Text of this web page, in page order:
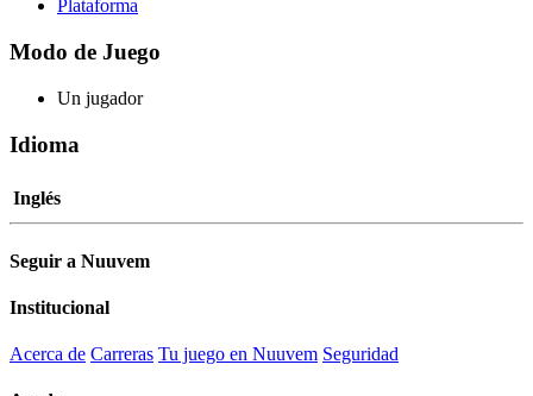
Plataforma
Modo de Juego
Un jugador
Idioma
Inglés
Seguir a Nuuvem
Institucional
Acerca de Carreras Tu juego en Nuuvem Seguridad